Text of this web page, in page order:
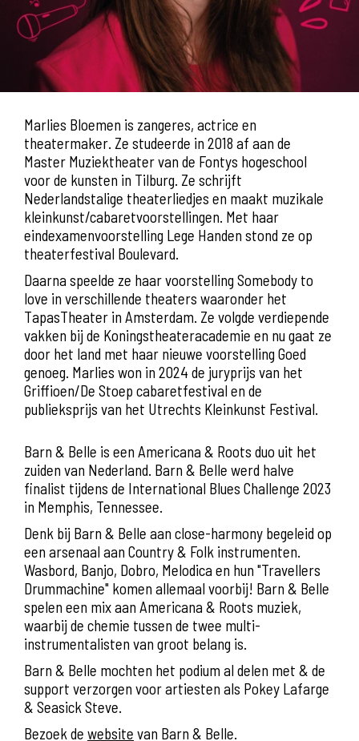
Marlies Bloemen is zangeres, actrice en
theatermaker. Ze studeerde in 2018 af aan de
Master Muziektheater van de Fontys hogeschool
voor de kunsten in Tilburg. Ze schrijft
Nederlandstalige theaterliedjes en maakt muzikale
kleinkunst/cabaretvoorstellingen. Met haar
eindexamenvoorstelling Lege Handen stond ze op
theaterfestival Boulevard.
Daarna speelde ze haar voorstelling Somebody to
love in verschillende theaters waaronder het
TapasTheater in Amsterdam. Ze volgde verdiepende
vakken bij de Koningstheateracademie en nu gaat ze
door het land met haar nieuwe voorstelling Goed
genoeg. Marlies won in 2024 de juryprijs van het
Griffioen/De Stoep cabaretfestival en de
publieksprijs van het Utrechts Kleinkunst Festival.
Barn & Belle is een Americana & Roots duo uit het
zuiden van Nederland. Barn & Belle werd halve
finalist tijdens de International Blues Challenge 2023
in Memphis, Tennessee.
Denk bij Barn & Belle aan close-harmony begeleid op
een arsenaal aan Country & Folk instrumenten.
Wasbord, Banjo, Dobro, Melodica en hun "Travellers
Drummachine" komen allemaal voorbij! Barn & Belle
spelen een mix aan Americana & Roots muziek,
waarbij de chemie tussen de twee multi-
instrumentalisten van groot belang is.
Barn & Belle mochten het podium al delen met & de
support verzorgen voor artiesten als Pokey Lafarge
& Seasick Steve.
Bezoek de website van Barn & Belle.